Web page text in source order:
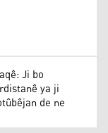
Ji bo
ya ji
de ne